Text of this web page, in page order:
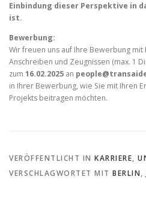
Einbindung dieser Perspektive in
ist.
Bewerbung:
Wir freuen uns auf Ihre Bewerbung
Anschreiben und Zeugnissen (max. 1
zum 16.02.2025 an
in Ihrer Bewerbung, wie Sie mit Ihren
Projekts beitragen möchten.
VERÖFFENTLICHT IN KARRIERE,
VERSCHLAGWORTET MIT BERLIN,